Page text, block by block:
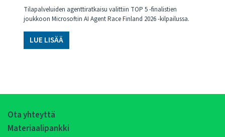
Tilapalveluiden agenttiratkaisu valittiin TOP 5 -finalistien
joukkoon Microsoftin AI Agent Race Finland 2026 -kilpailussa.
LUE LISÄÄ
Ota yhteyttä
Materiaalipankki